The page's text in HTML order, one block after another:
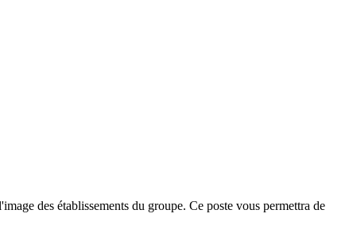
des établissements du groupe. Ce poste vous permettra de